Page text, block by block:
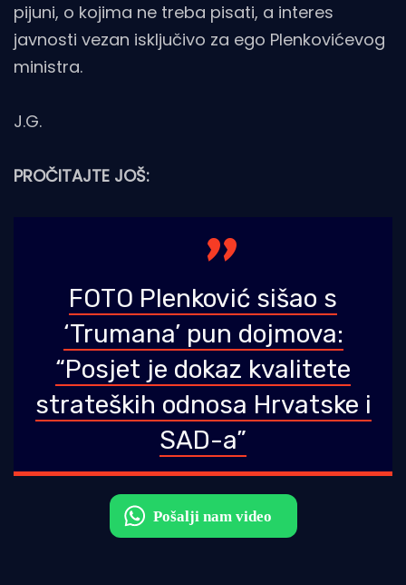
pijuni, o kojima ne treba pisati, a interes
javnosti vezan isključivo za ego Plenkovićevog
ministra.
J.G.
PROČITAJTE JOŠ:
FOTO Plenković sišao s
‘Trumana’ pun dojmova:
“Posjet je dokaz kvalitete
strateških odnosa Hrvatske i
SAD-a”